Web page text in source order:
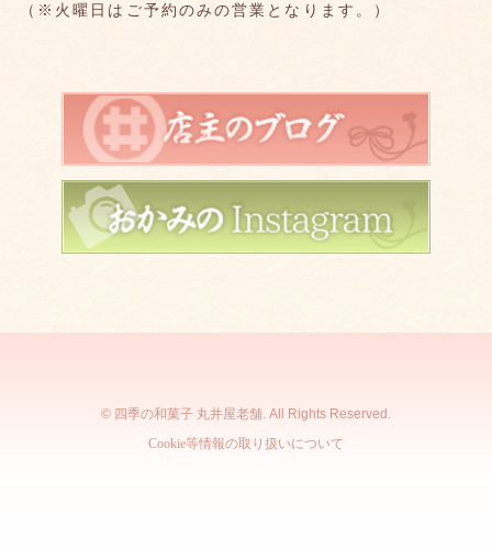
（※火曜日はご予約のみの営業となります。）
© 四季の和菓子 丸井屋老舗. All Rights Reserved.
Cookie等情報の取り扱いについて